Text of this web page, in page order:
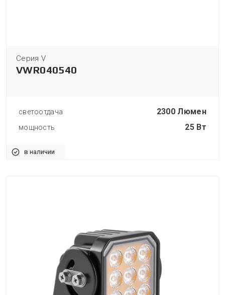
Серия V
VWR040540
светоотдача 2300 Люмен
мощность 25 Вт
в наличии